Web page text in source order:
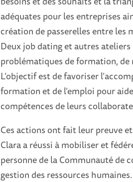
adéquates pour les entreprises
création de passerelles entre les
Deux job dating et autres
problématiques de formation,
L’objectif est de favoriser
formation et de l’emploi pour
compétences de leurs
Ces actions ont fait leur preuve
Clara a réussi à mobiliser et
personne de la Communauté de
gestion des ressources humaines.